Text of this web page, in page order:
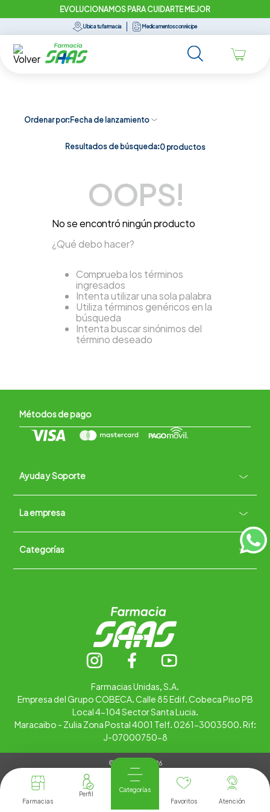
EVOLUCIONAMOS PARA CUIDARTE MEJOR
Ubica tu farmacia Medicamentos con récipe
Farmacias
Categorías
Favoritos
Atención
Ordenar por Fecha de lanzamiento
Resultados de búsqueda:0 productos
OOPS!
No se encontró ningún producto
¿Qué debo hacer?
Comprueba los términos
ingresados
Intenta utilizar una sola palabra
Utiliza términos genéricos en la
búsqueda
Intenta buscar sinónimos del
término deseado
Métodos de pago
Ayuda y Soporte +
Contacto vía WhatsApp
Términos y condiciones
La empresa +
Quiénes somos
Trabaja con nosotros
Categorías +
Farmacias Unidas, S.A.
Empresa del Grupo COBECA. Calle 85 Edif. Cobeca Piso PB
Local 4-104 Sector Santa Lucia.
Maracaibo - Zulia Zona Postal 4001 Telf. 0261-3003500. Rif:
J-07000750-8
© Copyright 2026
Tienda Virtual desarrollada por
Tecnología